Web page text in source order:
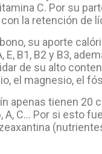
C. Por su
la retención de
su aporte
B1, B2 y B3,
de su alto
el magnesio, el
apenas tienen 20
C… Por si esto